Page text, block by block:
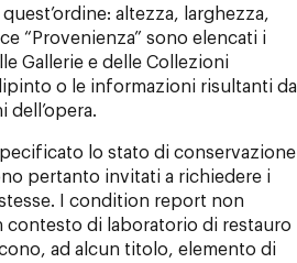
altezza, larghezza,
“Provenienza” sono elencati i
Gallerie e delle Collezioni
o le informazioni risultanti da
lo stato di conservazione
pertanto invitati a richiedere i
I condition report non
contesto di laboratorio di restauro
ad alcun titolo, elemento di